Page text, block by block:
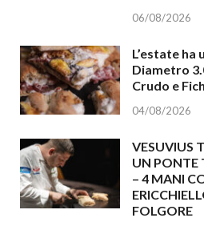
06/08/2026
L’estate ha
Diametro
Crudo e
04/08/2026
VESUVIUS
UN PONTE
– 4 MANI
FOLGORE